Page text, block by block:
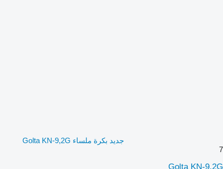
جديد بكرة ملساء Golta KN-9,2G
7
Golta KN-9,2G